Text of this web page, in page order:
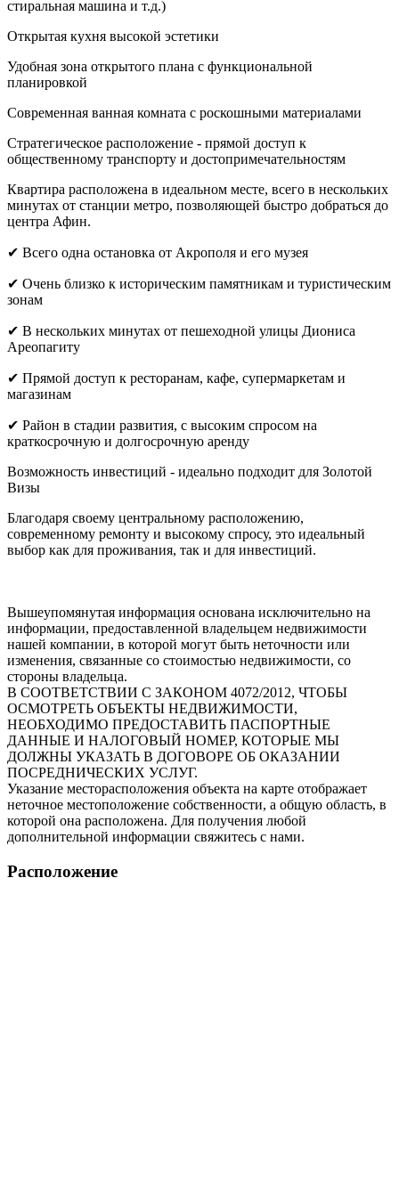
стиральная машина и т.д.)
Открытая кухня высокой эстетики
Удобная зона открытого плана с функциональной
планировкой
Современная ванная комната с роскошными материалами
Стратегическое расположение - прямой доступ к
общественному транспорту и достопримечательностям
Квартира расположена в идеальном месте, всего в нескольких
минутах от станции метро, позволяющей быстро добраться до
центра Афин.
✔ Всего одна остановка от Акрополя и его музея
✔ Очень близко к историческим памятникам и туристическим
зонам
✔ В нескольких минутах от пешеходной улицы Диониса
Ареопагиту
✔ Прямой доступ к ресторанам, кафе, супермаркетам и
магазинам
✔ Район в стадии развития, с высоким спросом на
краткосрочную и долгосрочную аренду
Возможность инвестиций - идеально подходит для Золотой
Визы
Благодаря своему центральному расположению,
современному ремонту и высокому спросу, это идеальный
выбор как для проживания, так и для инвестиций.
Вышеупомянутая информация основана исключительно на
информации, предоставленной владельцем недвижимости
нашей компании, в которой могут быть неточности или
изменения, связанные со стоимостью недвижимости, со
стороны владельца.
В СООТВЕТСТВИИ С ЗАКОНОМ 4072/2012, ЧТОБЫ
ОСМОТРЕТЬ ОБЪЕКТЫ НЕДВИЖИМОСТИ,
НЕОБХОДИМО ПРЕДОСТАВИТЬ ПАСПОРТНЫЕ
ДАННЫЕ И НАЛОГОВЫЙ НОМЕР, КОТОРЫЕ МЫ
ДОЛЖНЫ УКАЗАТЬ В ДОГОВОРЕ ОБ ОКАЗАНИИ
ПОСРЕДНИЧЕСКИХ УСЛУГ.
Указание месторасположения объекта на карте отображает
неточное местоположение собственности, а общую область, в
которой она расположена. Для получения любой
дополнительной информации свяжитесь с нами.
Расположение